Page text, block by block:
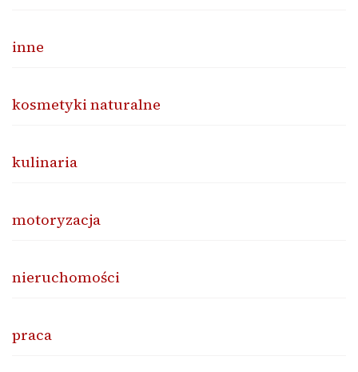
inne
kosmetyki naturalne
kulinaria
motoryzacja
nieruchomości
praca